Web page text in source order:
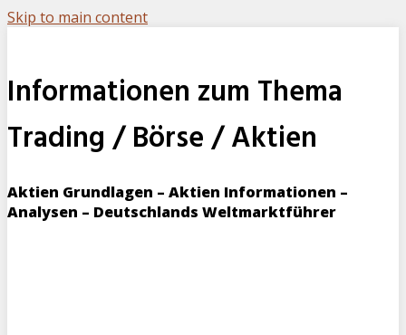
Skip to main content
Informationen zum Thema
Trading / Börse / Aktien
Aktien Grundlagen – Aktien Informationen –
Analysen – Deutschlands Weltmarktführer